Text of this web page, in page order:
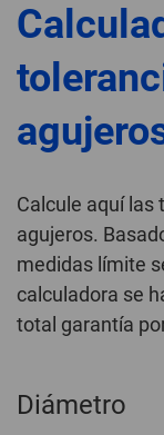
Calcule aquí las
agujeros.
medidas límite
calculadora se
total garantía
Diámetro